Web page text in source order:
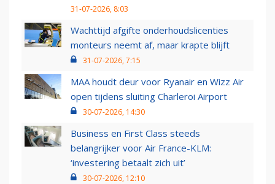
31-07-2026, 8:03
Wachttijd afgifte onderhoudslicenties
monteurs neemt af, maar krapte blijft
31-07-2026, 7:15
MAA houdt deur voor Ryanair en Wizz Air
open tijdens sluiting Charleroi Airport
30-07-2026, 14:30
Business en First Class steeds
belangrijker voor Air France-KLM:
‘investering betaalt zich uit’
30-07-2026, 12:10